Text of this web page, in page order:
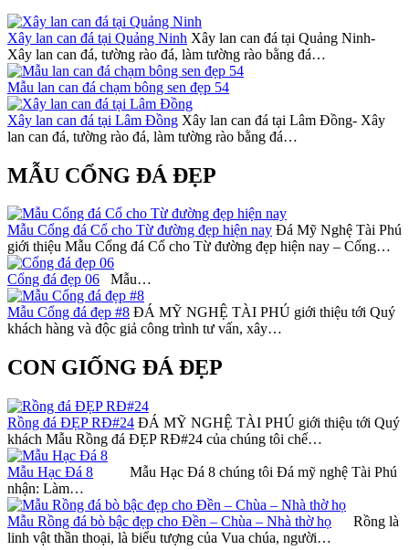
Xây lan can đá tại Quảng Ninh Xây lan can đá tại Quảng Ninh-
Xây lan can đá, tường rào đá, làm tường rào bằng đá…
Mẫu lan can đá chạm bông sen đẹp 54
Xây lan can đá tại Lâm Đồng Xây lan can đá tại Lâm Đồng- Xây
lan can đá, tường rào đá, làm tường rào bằng đá…
MẪU CỔNG ĐÁ ĐẸP
Mẫu Cổng đá Cổ cho Từ đường đẹp hiện nay Đá Mỹ Nghệ Tài Phú
giới thiệu Mẫu Cổng đá Cổ cho Từ đường đẹp hiện nay – Cổng…
Cổng đá đẹp 06 Mẫu…
Mẫu Cổng đá đẹp #8 ĐÁ MỸ NGHỆ TÀI PHÚ giới thiệu tới Quý
khách hàng và độc giả công trình tư vấn, xây…
CON GIỐNG ĐÁ ĐẸP
Rồng đá ĐẸP RĐ#24 ĐÁ MỸ NGHỆ TÀI PHÚ giới thiệu tới Quý
khách Mẫu Rồng đá ĐẸP RĐ#24 của chúng tôi chế…
Mẫu Hạc Đá 8 Mẫu Hạc Đá 8 chúng tôi Đá mỹ nghệ Tài Phú
nhận: Làm…
Mẫu Rồng đá bò bậc đẹp cho Đền – Chùa – Nhà thờ họ Rồng là
linh vật thần thoại, là biểu tượng của Vua chúa, người…